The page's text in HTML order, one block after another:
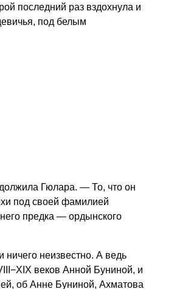
последний раз вздохнула и
под белым
Гюлара. — То, что он
под своей фамилией
предка — ордынского
неизвестно. А ведь
веков Анной Буниной, и
об Анне Буниной, Ахматова